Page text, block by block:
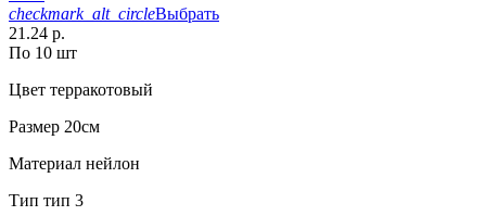
checkmark_alt_circleВыбрать
21.24 р.
По 10 шт
Цвет терракотовый
Размер 20см
Материал нейлон
Тип тип 3